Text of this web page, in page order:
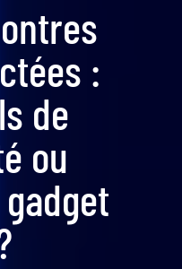
:
de
ou